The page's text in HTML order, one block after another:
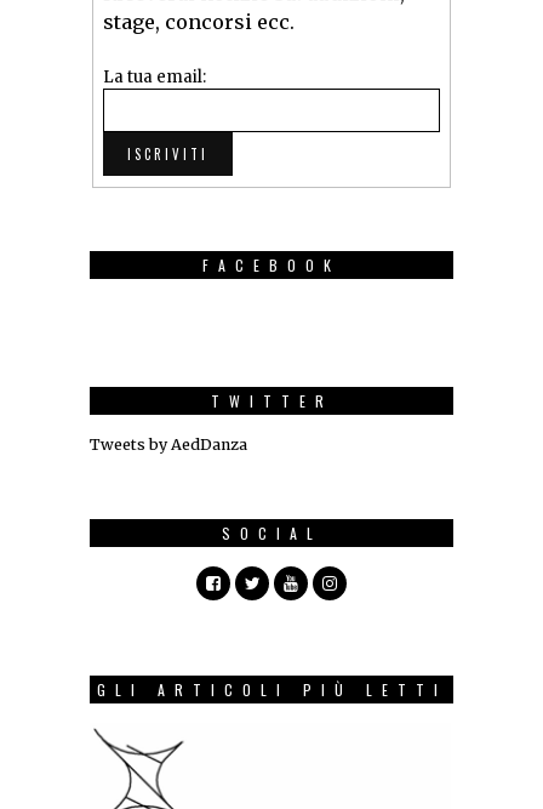
stage, concorsi ecc.
La tua email:
FACEBOOK
TWITTER
Tweets by AedDanza
SOCIAL
GLI ARTICOLI PIÙ LETTI